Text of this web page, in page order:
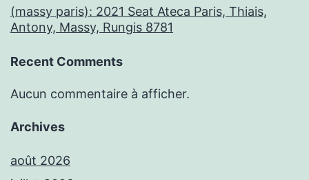
(massy paris): 2021 Seat Ateca Paris, Thiais,
Antony, Massy, Rungis 8781
Recent Comments
Aucun commentaire à afficher.
Archives
août 2026